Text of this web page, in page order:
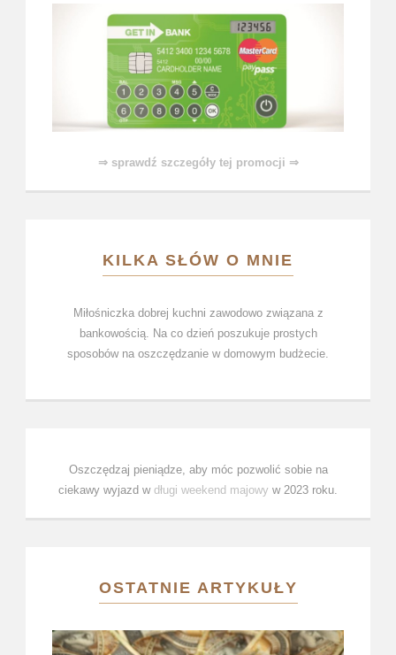
⇒ sprawdź szczegóły tej promocji ⇒
KILKA SŁÓW O MNIE
Miłośniczka dobrej kuchni zawodowo związana z
bankowością. Na co dzień poszukuje prostych
sposobów na oszczędzanie w domowym budżecie.
Oszczędzaj pieniądze, aby móc pozwolić sobie na
ciekawy wyjazd w długi weekend majowy w 2023 roku.
OSTATNIE ARTYKUŁY